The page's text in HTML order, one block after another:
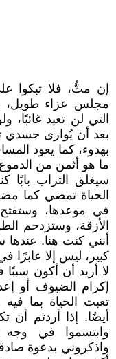
إن متُّ، فلا تبكوا
مجلس عزاء طويل،
التي لن تعيد
بعد أن يُوارى جسدي
بهدوء، كما يعود
ما هو أثمن من
سيغلق التراب بابًا
الحياة تمضي كما
في موعدها،
الأزقة، وستزدحم
أنني كنت هنا.
كبير، ليس إلا عابرًا
لا أريد أن أكون
إكرام الضيوف أو
تعبت الحياة بما فيه
أيضًا. إذا أردتم أن
وابتسموا في وجه
واذكروني بدعوة